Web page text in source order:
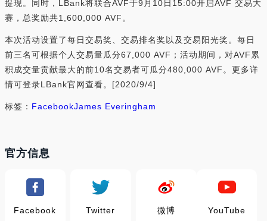
提现。同时，LBank将联合AVF于9月10日15:00开启AVF 交易大
赛，总奖励共1,600,000 AVF。
本次活动设置了每日交易奖、交易排名奖以及交易阳光奖。每日
前三名可根据个人交易量瓜分67,000 AVF；活动期间，对AVF累
积成交量贡献最大的前10名交易者可瓜分480,000 AVF。更多详
情可登录LBank官网查看。[2020/9/4]
标签： FacebookJames Everingham
官方信息
Facebook Twitter 微博 YouTube